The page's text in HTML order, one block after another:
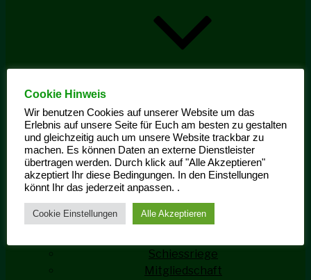
Ehrengarde
Schiessriege
Mitgliedschaft
Cookie Hinweis
Wir benutzen Cookies auf unserer Website um das
Erlebnis auf unsere Seite für Euch am besten zu gestalten
und gleichzeitig auch um unsere Website trackbar zu
machen. Es können Daten an externe Dienstleister
übertragen werden. Durch klick auf "Alle Akzeptieren"
akzeptiert Ihr diese Bedingungen. In den Einstellungen
könnt Ihr das jederzeit anpassen. .
Cookie Einstellungen Alle Akzeptieren